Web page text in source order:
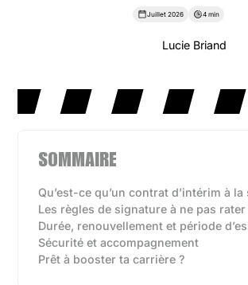
Juillet 2026 4 min
Lucie Briand
SOMMAIRE
Qu’est-ce qu’un contrat d’intérim à la
Les règles de signature à ne pas rater
Durée, renouvellement et période
Sécurité et accompagnement
Prêt à booster ta carrière ?